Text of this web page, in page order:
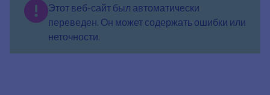
Этот веб-сайт был автоматически
переведен. Он может содержать ошибки или
неточности.